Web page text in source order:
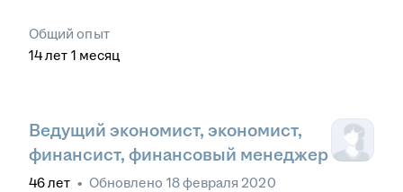
Общий опыт
14лет 1 месяц
Ведущий экономист, экономист,
финансист, финансовый менеджер
46лет • Обновлено 18 февраля 2020